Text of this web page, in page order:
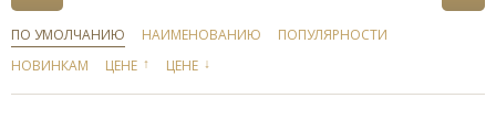
ПО УМОЛЧАНИЮ НАИМЕНОВАНИЮ
ПОПУЛЯРНОСТИ
НОВИНКАМ
ЦЕНЕ ↑ ЦЕНЕ ↓